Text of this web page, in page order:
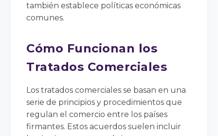
también establece políticas económicas
comunes.
Cómo Funcionan los
Tratados Comerciales
Los tratados comerciales se basan en una
serie de principios y procedimientos que
regulan el comercio entre los países
firmantes. Estos acuerdos suelen incluir